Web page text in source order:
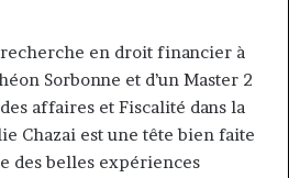
en droit financier à
Sorbonne et d’un Master 2
affaires et Fiscalité dans la
Chazai est une tête bien faite
des belles expériences